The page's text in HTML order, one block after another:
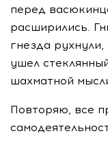
перед
расширились.
гнезда
ушел
шахматной
Повторяю, все